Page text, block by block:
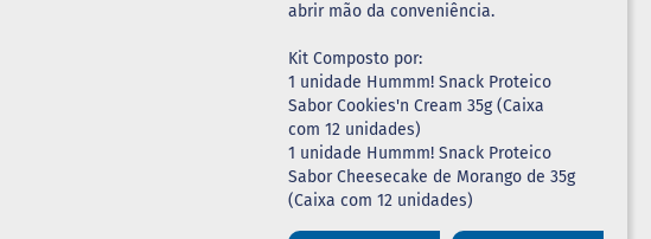
abrir mão da conveniência.
Kit Composto por:
1 unidade Hummm! Snack Proteico
Sabor Cookies'n Cream 35g (Caixa
com 12 unidades)
1 unidade Hummm! Snack Proteico
Sabor Cheesecake de Morango de 35g
(Caixa com 12 unidades)